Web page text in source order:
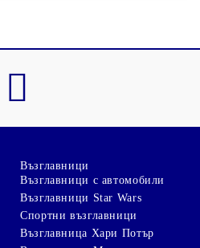
Възглавници
Възглавници с автомобили
Възглавници Star Wars
Спортни възглавници
Възглавница Хари Потър